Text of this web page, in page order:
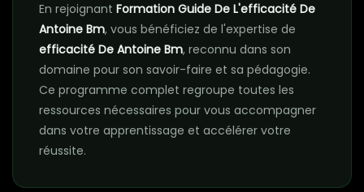
En rejoignant Formation Guide De L'efficacité De
Antoine Bm, vous bénéficiez de l'expertise de
efficacité De Antoine Bm, reconnu dans son
domaine pour son savoir-faire et sa pédagogie.
Ce programme complet regroupe toutes les
ressources nécessaires pour vous accompagner
dans votre apprentissage et accélérer votre
réussite.